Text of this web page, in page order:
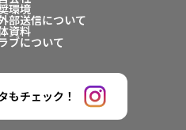
環境
部送信について
資料
ブについて
もチェック！